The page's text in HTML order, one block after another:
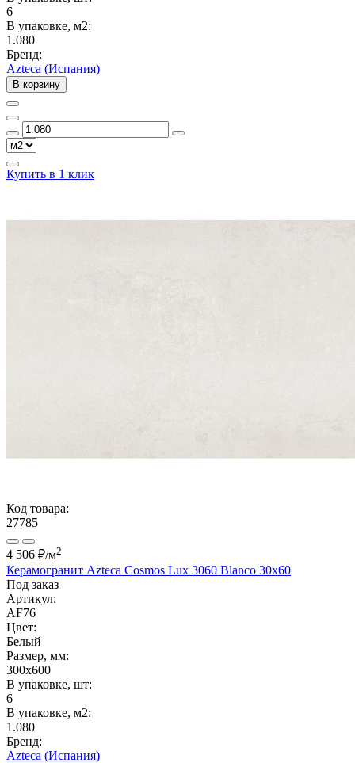
6
В упаковке, м2:
1.080
Бренд:
Azteca (Испания)
В корзину
Купить в 1 клик
Код товара:
27785
4 506 ₽/м2
Керамогранит Azteca Cosmos Lux 3060 Blanco 30х60
Под заказ
Артикул:
AF76
Цвет:
Белый
Размер, мм:
300x600
В упаковке, шт:
6
В упаковке, м2:
1.080
Бренд:
Azteca (Испания)